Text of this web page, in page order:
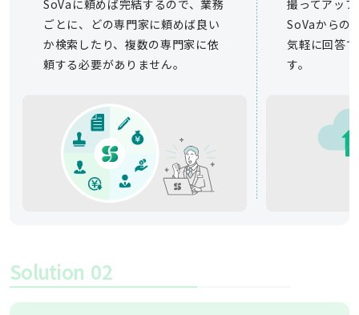
SoVaに頼めば完結するので、業務
ごとに、どの専門家に頼めば良い
か検索したり、複数の専門家に依
頼する必要がありません。
撮ってアッ
SoVaからの
気軽に回答
す。
Solution 02